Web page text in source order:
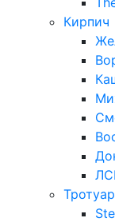
Кирпич